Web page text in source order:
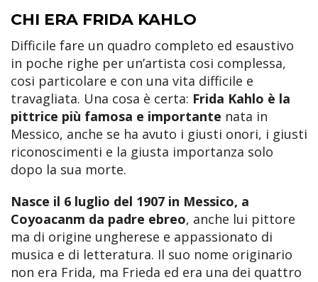
CHI ERA FRIDA KAHLO
Difficile fare un quadro completo ed esaustivo
in poche righe per un’artista cosi complessa,
cosi particolare e con una vita difficile e
travagliata. Una cosa è certa: Frida Kahlo è la
pittrice più famosa e importante nata in
Messico, anche se ha avuto i giusti onori, i giusti
riconoscimenti e la giusta importanza solo
dopo la sua morte.
Nasce il 6 luglio del 1907 in Messico, a
Coyoacanm da padre ebreo, anche lui pittore
ma di origine ungherese e appassionato di
musica e di letteratura. Il suo nome originario
non era Frida, ma Frieda ed era una dei quattro